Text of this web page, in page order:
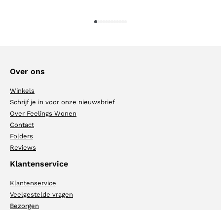
1
Over ons
Winkels
Schrijf je in voor onze nieuwsbrief
Over Feelings Wonen
Contact
Folders
Reviews
Klantenservice
Klantenservice
Veelgestelde vragen
Bezorgen